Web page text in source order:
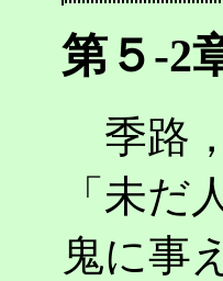
第５-2
季路
「未だ
鬼に事